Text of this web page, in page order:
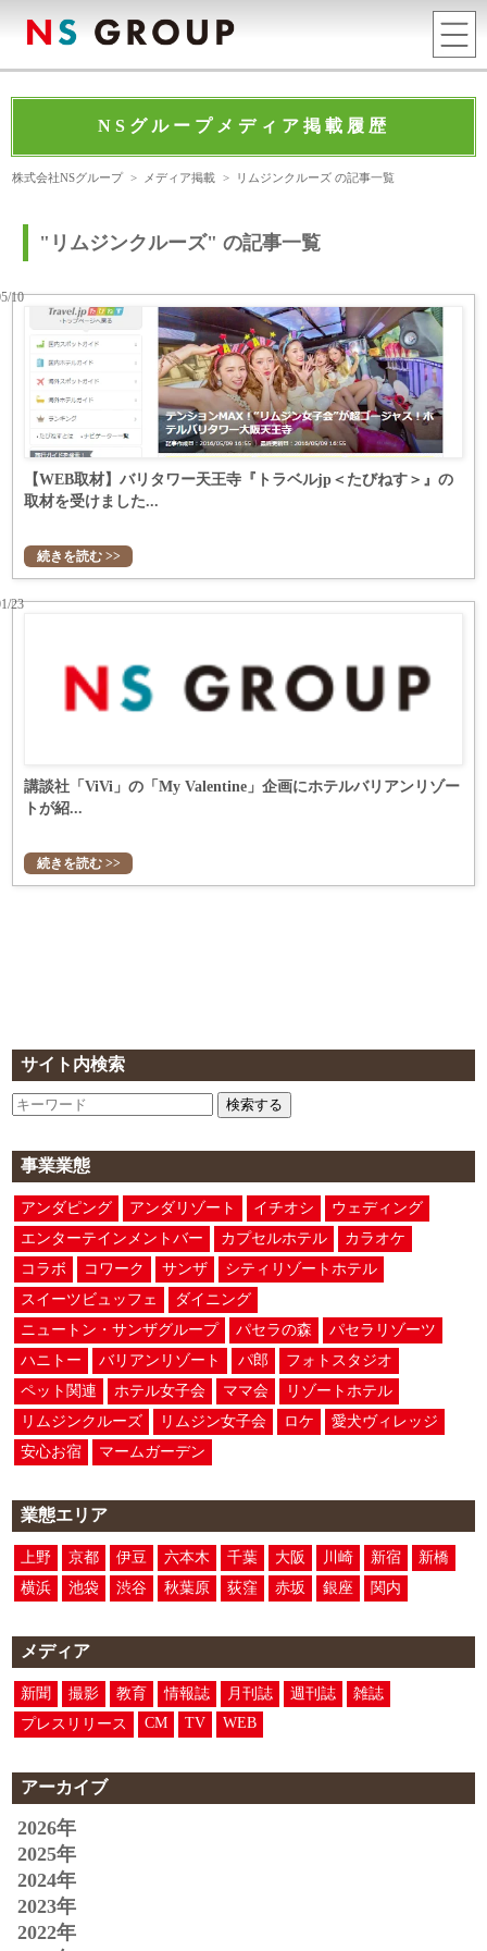
NSグループメディア掲載履歴
株式会社NSグループ > メディア掲載 > リムジンクルーズ の記事一覧
サイト内検索
検索する
事業業態
アンダピング アンダリゾート イチオシ
ウェディング
エンターテインメントバー
カプセルホテル
カラオケ
コラボ
コワーク サンザ
シティリゾートホテル
スイーツビュッフェ
ダイニング
ニュートン・サンザグループ
パセラの森
パセラリゾーツ
ハニトー
バリアンリゾート パ郎
フォトスタジオ
ペット関連
ホテル女子会 ママ会
リゾートホテル
リムジンクルーズ
リムジン女子会 ロケ
愛犬ヴィレッジ
安心お宿
マームガーデン
業態エリア
上野 京都 伊豆 六本木 千葉 大阪 川崎 新宿
新橋
横浜
池袋 渋谷 秋葉原 荻窪 赤坂 銀座 関内
メディア
新聞 撮影 教育 情報誌 月刊誌 週刊誌
雑誌
プレスリリース
CM TV WEB
アーカイブ
2026年
2025年
2024年
2023年
2022年
"リムジンクルーズ" の記事一覧
【WEB取材】バリタワー天王寺『トラベルjp＜たびねす＞』の
取材を受けました...
10
続きを読む >>
講談社「ViVi」の「My Valentine」企画にホテルバリアンリゾー
トが紹...
23
続きを読む >>